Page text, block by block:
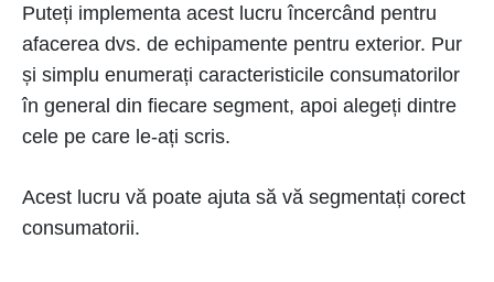
Puteți implementa acest lucru încercând pentru
afacerea dvs. de echipamente pentru exterior. Pur
și simplu enumerați caracteristicile consumatorilor
în general din fiecare segment, apoi alegeți dintre
cele pe care le-ați scris.
Acest lucru vă poate ajuta să vă segmentați corect
consumatorii.